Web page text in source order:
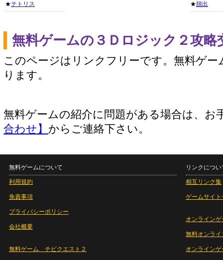
★テトリス ★ 脱出
無料ゲームの３Ｄロジック２攻
このページはリンクフリーです。無料ゲー
ります。
無料ゲームの紹介に問題がある場合は、お
合わせ】 からご連絡下さい。
無料ゲームについて
利用規約
免責事項
プライバシーポリシー
会社概要
無料ゲーム チビクエスト２
リンクについ
相互リンク集
ゲームサイト
オンラインゲ
無料オンライ
オンライン